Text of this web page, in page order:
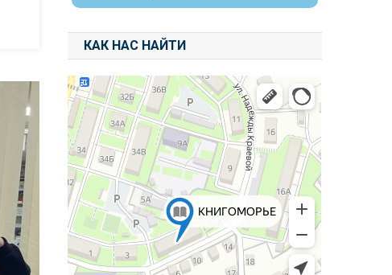
КАК НАС НАЙТИ